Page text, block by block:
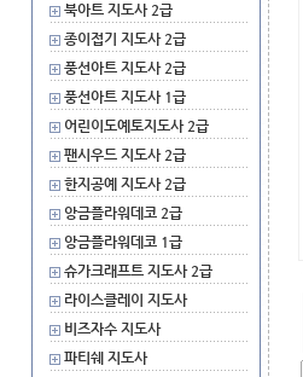
북아트 지도사 2급
종이접기 지도사 2급
풍선아트 지도사 2급
풍선아트 지도사 1급
어린이도예토지도사 2급
팬시우드 지도사 2급
한지공예 지도사 2급
앙금플라워데코 2급
앙금플라워데코 1급
슈가크래프트 지도사 2급
라이스클레이 지도사
비즈자수 지도사
파티쉐 지도사